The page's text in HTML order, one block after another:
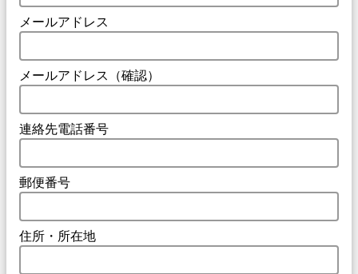
メールアドレス
メールアドレス（確認）
連絡先電話番号
郵便番号
住所・所在地